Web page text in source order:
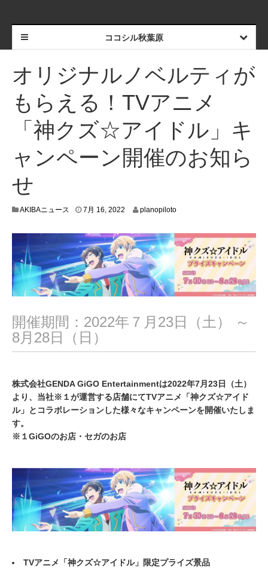
ココシル秋葉原
オリジナルノベルティが
もらえる！TVアニメ
「神クズ☆アイドル」キ
ャンペーン開催のお知ら
せ
AKIBAニュース 7月 16, 2022
5
,
2
0
2
2
planopiloto
開催期間：2022年７月23日（土） ～
8月28日（日）
株式会社GENDA GiGO Entertainmentは2022年7月23日（土）
より、当社※１が運営する店舗にてTVアニメ「神クズ☆アイド
ル」とコラボレーションした様々なキャンペーンを開催いたしま
す。
※１GiGOのお店・セガのお店
TVアニメ 「神クズ☆アイドル」限定プライズ景品